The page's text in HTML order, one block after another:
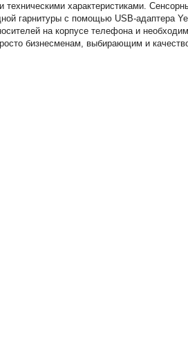
характеристиками.
гарнитуры с помощью USB-адаптера
на корпусе телефона и
бизнесменам, выбирающим и